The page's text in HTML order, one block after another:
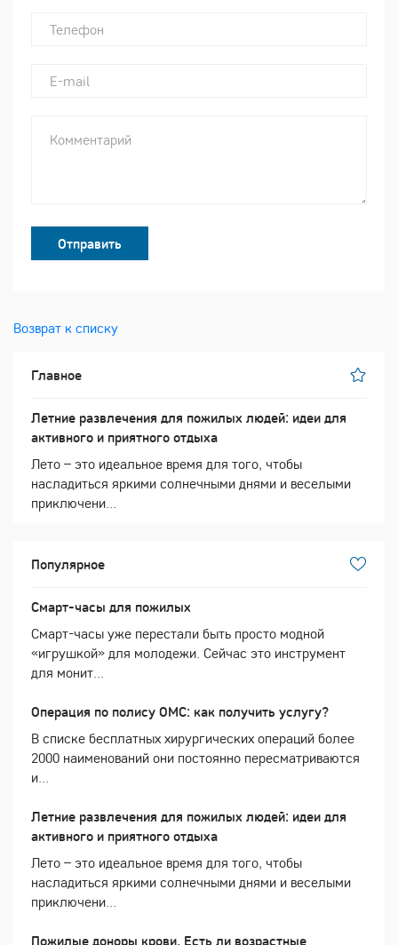
Отправить
Возврат к списку
Главное
Летние развлечения для пожилых людей: идеи для
активного и приятного отдыха
Лето – это идеальное время для того, чтобы
насладиться яркими солнечными днями и веселыми
приключени...
Популярное
Смарт-часы для пожилых
Смарт-часы уже перестали быть просто модной
«игрушкой» для молодежи. Сейчас это инструмент
для монит...
Операция по полису ОМС: как получить услугу?
В списке бесплатных хирургических операций более
2000 наименований они постоянно пересматриваются
и...
Летние развлечения для пожилых людей: идеи для
активного и приятного отдыха
Лето – это идеальное время для того, чтобы
насладиться яркими солнечными днями и веселыми
приключени...
Пожилые доноры крови. Есть ли возрастные